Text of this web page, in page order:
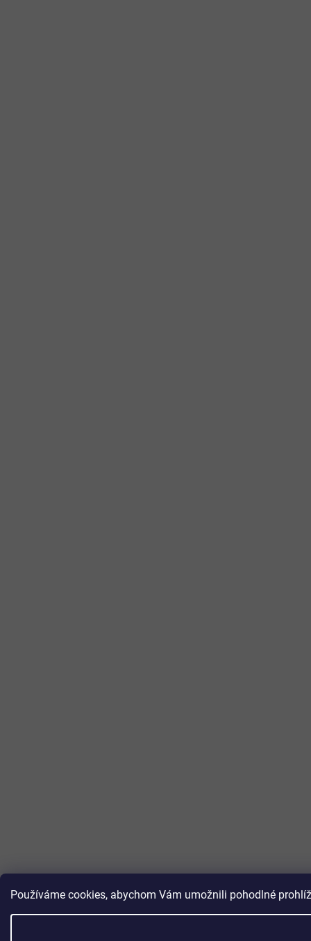
Používáme cookies, abychom Vám umožnili pohodlné